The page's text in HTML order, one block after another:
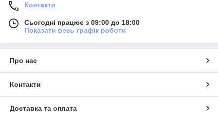
Контакти
Сьогодні працює з 09:00 до 18:00
Показати весь графік роботи
Про нас
Контакти
Доставка та оплата